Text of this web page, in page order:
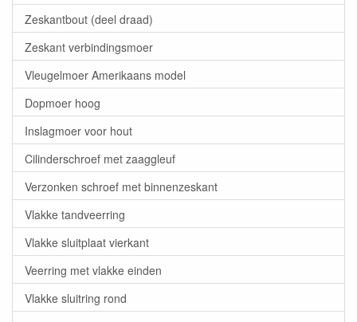
Zeskantbout (deel draad)
Zeskant verbindingsmoer
Vleugelmoer Amerikaans model
Dopmoer hoog
Inslagmoer voor hout
Cilinderschroef met zaaggleuf
Verzonken schroef met binnenzeskant
Vlakke tandveerring
Vlakke sluitplaat vierkant
Veerring met vlakke einden
Vlakke sluitring rond